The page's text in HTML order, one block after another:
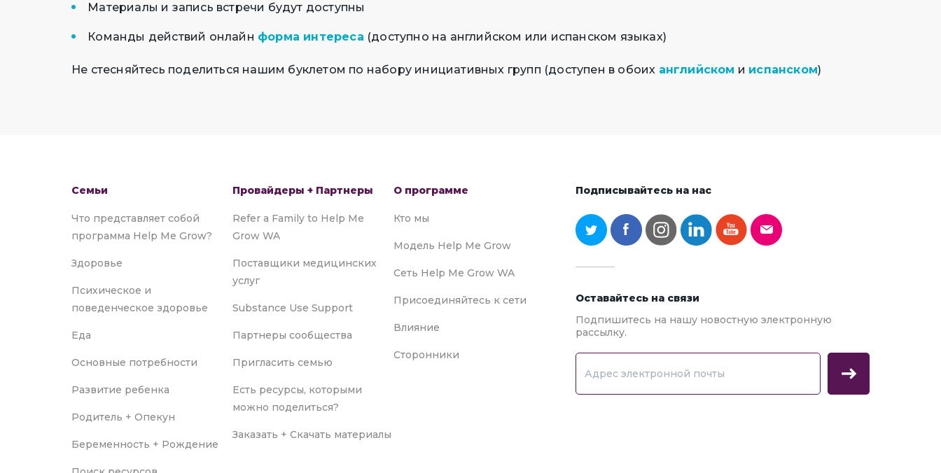
Материалы и запись встречи будут доступны
Команды действий онлайн форма интереса (доступно на английском или испанском языках)
Не стесняйтесь поделиться нашим буклетом по набору инициативных групп (доступен в обоих английском и испанском)
Семьи
Что представляет собой
программа Help Me Grow?
Здоровье
Психическое и
поведенческое здоровье
Еда
Основные потребности
Развитие ребенка
Родитель + Опекун
Беременность + Рождение
Провайдеры + Партнеры
Refer a Family to Help Me
Grow WA
Поставщики медицинских
услуг
Substance Use Support
Партнеры сообщества
Пригласить семью
Есть ресурсы, которыми
можно поделиться?
Заказать + Скачать материалы
О программе
Кто мы
Модель Help Me Grow
Сеть Help Me Grow WA
Присоединяйтесь к сети
Влияние
Сторонники
Подписывайтесь на нас
Оставайтесь на связи
Подпишитесь на нашу новостную электронную
рассылку.